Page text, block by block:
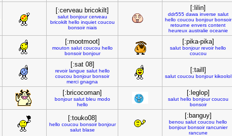
[:cerveau bricokilt]
salut bonjour cerveau
bricokilt hello inquiet coucou
bonsoir niais
[:lilin]
ddr555 dawa inverse salut
hello coucou bonjour bonsoir
retourne envers content
heureux australie oceanie
[:mootmoot]
mouton salut coucou hello
bonsoir bonjour
[:pika-pika]
salut bonjour revoir hello
coucou
[:sat 08]
revoir langue salut hello
coucou bonjour bonsoir
merci gnagna
[:taill]
salut coucou bonjour kikoolol
[:bricocoman]
bonjour salut bleu modo
hello
[:leglop]
salut hello bonjour coucou
bonsoir
[:touko08]
hello coucou bonsoir bonjour
salut blase
[:banguy]
benou salut coucou hello
bonjour bonsoir rancunier
rancune